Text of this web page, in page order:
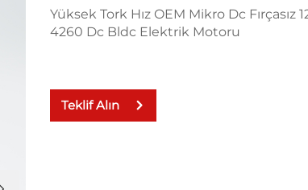
Yüksek Tork Hız OEM Mikro Dc
4260 Dc Bldc Elektrik Motoru
Teklif Alın